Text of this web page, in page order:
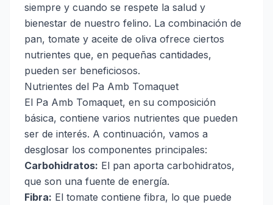
siempre y cuando se respete la salud y
bienestar de nuestro felino. La combinación de
pan, tomate y aceite de oliva ofrece ciertos
nutrientes que, en pequeñas cantidades,
pueden ser beneficiosos.
Nutrientes del Pa Amb Tomaquet
El Pa Amb Tomaquet, en su composición
básica, contiene varios nutrientes que pueden
ser de interés. A continuación, vamos a
desglosar los componentes principales:
Carbohidratos: El pan aporta carbohidratos,
que son una fuente de energía.
Fibra: El tomate contiene fibra, lo que puede